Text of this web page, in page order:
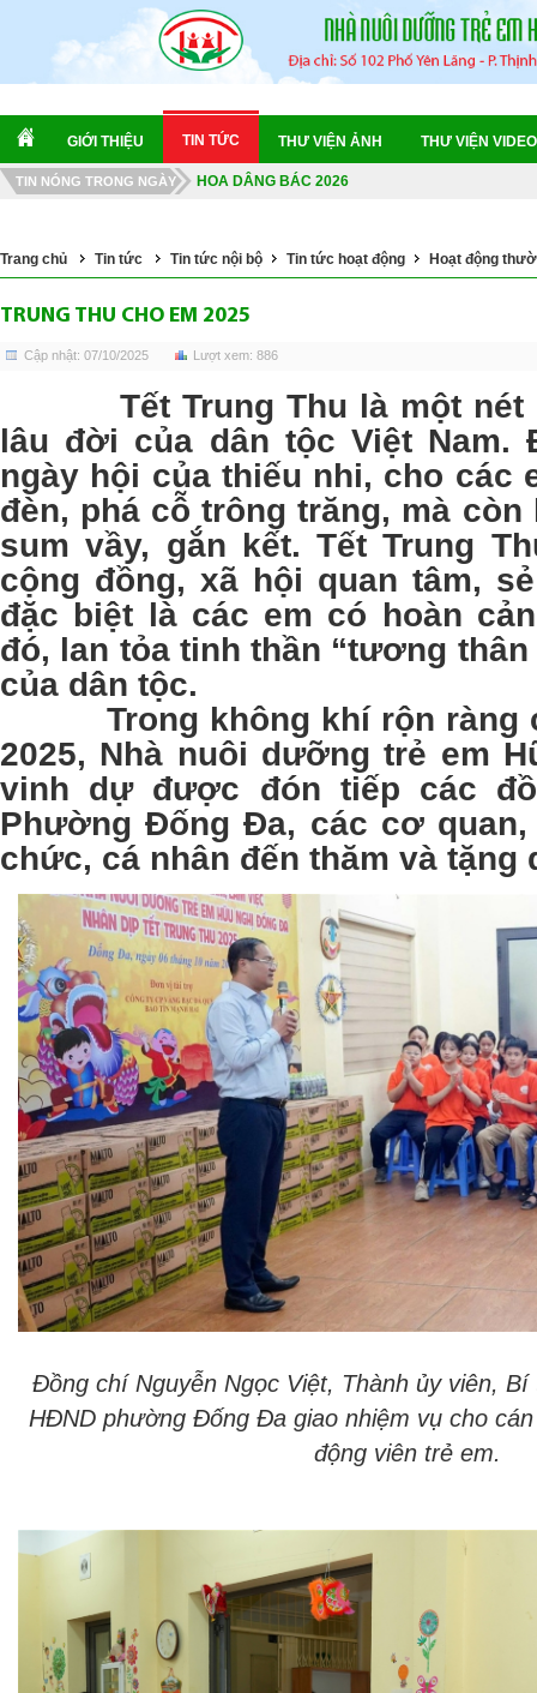
GIỚI THIỆU TIN TỨC THƯ VIỆN ẢNH THƯ VIỆN VIDEO
TIN NÓNG TRONG NGÀY
NGÀY HỘI VĂN HÓA THỂ THAO 2026
KIỂM TRA SỨC KHỎE TỔNG QUÁT 2026
LỄ BÀN GIAO TRẺ DỪNG TRỢ GIÚP VỀ GIA
HOA DÂNG BÁC 2026
MÙA HÈ TRỞ LẠI 2026
NGÀY HỘI VĂN HÓA THỂ THAO 2026
Trang chủ Tin tức Tin tức nội bộ Tin tức hoạt động Hoạt động
TRUNG THU CHO EM 2025
Cập nhật: 07/10/2025 Lượt xem: 886
Tết Trung Thu là một nét
lâu đời của dân tộc Việt Nam.
ngày hội của thiếu nhi, cho các
đèn, phá cỗ trông trăng, mà
sum vầy, gắn kết. Tết Trung
cộng đồng, xã hội quan tâm,
đặc biệt là các em có hoàn
đó, lan tỏa tinh thần “tương
của dân tộc.
Trong không khí rộn ràng
2025, Nhà nuôi dưỡng trẻ em
vinh dự được đón tiếp các
Phường Đống Đa, các cơ
chức, cá nhân đến thăm và tặng
Đồng chí Nguyễn Ngọc Việt, Thành ủy viên,
HĐND phường Đống Đa giao nhiệm vụ cho
động viên trẻ em.